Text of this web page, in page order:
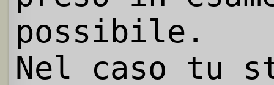
possibile.
Nel caso tu